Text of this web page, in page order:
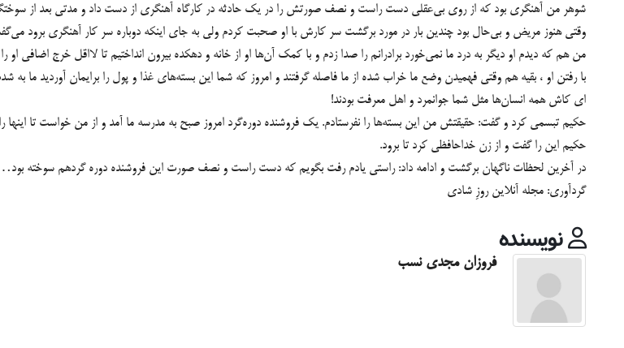
شوهر من آهنگرى بود که از روى بى‌عقلى دست راست و نصف صورتش را در یک حادثه در کارگاه آهنگرى از دست داد و مدتى بعد از سوختگى
وقتى هنوز مریض و بى‌حال بود چندین بار در مورد برگشت سر کارش با او صحبت کردم ولى به جاى اینکه دوباره سر کار آهنگرى برود
من هم که دیدم او دیگر به درد ما نمى‌خورد برادرانم را صدا زدم و با کمک آن‌ها او از خانه و دهکده بیرون انداختیم تا لااقل خرج اضافى او
با رفتن او ، بقیه هم وقتى فهمیدن وضع ما خراب شده از ما فاصله گرفتند و امروز که شما این بسته‌هاى غذا و پول را برایمان آوردید ما به
اى کاش همه انسان‌ها مثل شما جوانمرد و اهل معرفت بودند!
حکیم تبسمى کرد و گفت: حقیقتش من این بسته‌ها را نفرستادم. یک فروشنده دوره‌گرد امروز صبح به مدرسه ما آمد و از من خواست تا اینها
حکیم این را گفت و از زن خداحافظى کرد تا برود.
در آخرین لحظات ناگهان برگشت و ادامه داد: راستى یادم رفت بگویم که دست راست و نصف صورت این فروشنده دوره گردهم سوخته
گردآوری: مجله آنلاین روزِ شادی
نویسنده
فروزان مجدی نسب